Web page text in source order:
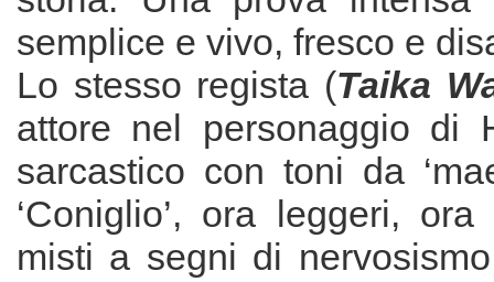
semplice e vivo, fresco e
Lo stesso regista (Taika
attore nel personaggio di
sarcastico con toni da
‘Coniglio’, ora leggeri,
misti a segni di